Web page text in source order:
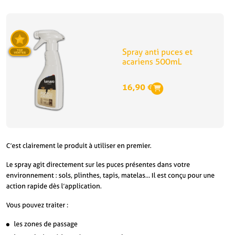
Spray anti puces et
acariens 500mL
16,90€
C’est clairement le produit à utiliser en premier.
Le spray agit directement sur les puces présentes dans votre
environnement : sols, plinthes, tapis, matelas… Il est conçu pour une
action rapide dès l’application.
Vous pouvez traiter :
les zones de passage